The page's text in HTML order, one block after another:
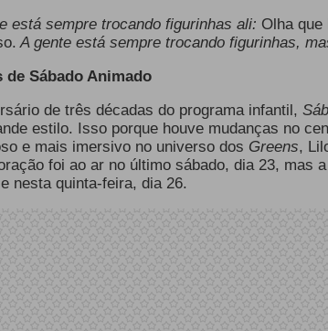
está sempre trocando figurinhas ali: Olha
A gente está sempre trocando figurinhas,
de Sábado Animado
de três décadas do programa infantil,
estilo. Isso porque houve mudanças no
e mais imersivo no universo dos Greens,
foi ao ar no último sábado, dia 23, mas
nesta quinta-feira, dia 26.